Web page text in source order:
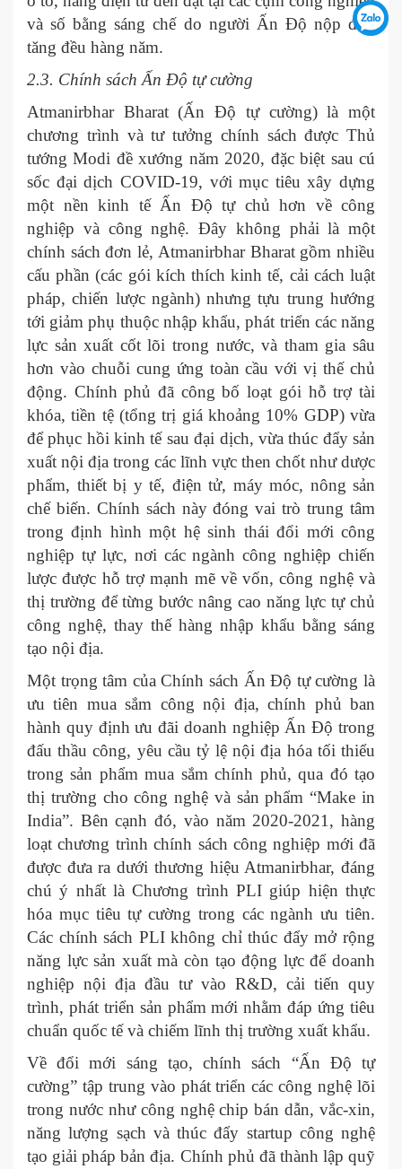
và số bằng sáng chế do người Ấn Độ nộp đơn
tăng đều hàng năm.
2.3. Chính sách Ấn Độ tự cường
Atmanirbhar Bharat (Ấn Độ tự cường) là một
chương trình và tư tưởng chính sách được Thủ
tướng Modi đề xướng năm 2020, đặc biệt sau cú
sốc đại dịch COVID-19, với mục tiêu xây dựng
một nền kinh tế Ấn Độ tự chủ hơn về công
nghiệp và công nghệ. Đây không phải là một
chính sách đơn lẻ, Atmanirbhar Bharat gồm nhiều
cấu phần (các gói kích thích kinh tế, cải cách luật
pháp, chiến lược ngành) nhưng tựu trung hướng
tới giảm phụ thuộc nhập khẩu, phát triển các năng
lực sản xuất cốt lõi trong nước, và tham gia sâu
hơn vào chuỗi cung ứng toàn cầu với vị thế chủ
động. Chính phủ đã công bố loạt gói hỗ trợ tài
khóa, tiền tệ (tổng trị giá khoảng 10% GDP) vừa
để phục hồi kinh tế sau đại dịch, vừa thúc đẩy sản
xuất nội địa trong các lĩnh vực then chốt như dược
phẩm, thiết bị y tế, điện tử, máy móc, nông sản
chế biến. Chính sách này đóng vai trò trung tâm
trong định hình một hệ sinh thái đổi mới công
nghiệp tự lực, nơi các ngành công nghiệp chiến
lược được hỗ trợ mạnh mẽ về vốn, công nghệ và
thị trường để từng bước nâng cao năng lực tự chủ
công nghệ, thay thế hàng nhập khẩu bằng sáng
tạo nội địa.
Một trọng tâm của Chính sách Ấn Độ tự cường là
ưu tiên mua sắm công nội địa, chính phủ ban
hành quy định ưu đãi doanh nghiệp Ấn Độ trong
đấu thầu công, yêu cầu tỷ lệ nội địa hóa tối thiểu
trong sản phẩm mua sắm chính phủ, qua đó tạo
thị trường cho công nghệ và sản phẩm “Make in
India”. Bên cạnh đó, vào năm 2020-2021, hàng
loạt chương trình chính sách công nghiệp mới đã
được đưa ra dưới thương hiệu Atmanirbhar, đáng
chú ý nhất là Chương trình PLI giúp hiện thực
hóa mục tiêu tự cường trong các ngành ưu tiên.
Các chính sách PLI không chỉ thúc đẩy mở rộng
năng lực sản xuất mà còn tạo động lực để doanh
nghiệp nội địa đầu tư vào R&D, cải tiến quy
trình, phát triển sản phẩm mới nhằm đáp ứng tiêu
chuẩn quốc tế và chiếm lĩnh thị trường xuất khẩu.
Về đổi mới sáng tạo, chính sách “Ấn Độ tự
cường” tập trung vào phát triển các công nghệ lõi
trong nước như công nghệ chip bán dẫn, vắc-xin,
năng lượng sạch và thúc đẩy startup công nghệ
tạo giải pháp bản địa. Chính phủ đã thành lập quỹ